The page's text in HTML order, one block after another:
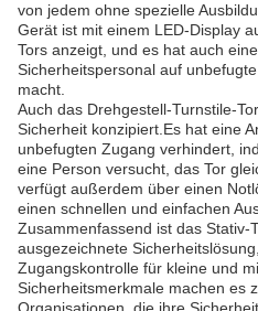
von jedem ohne spezielle
Gerät ist mit einem LED-Display
Tors anzeigt, und es hat auch
Sicherheitspersonal auf
macht.
Auch das Drehgestell-Turnstile-
Sicherheit konzipiert.Es hat eine
unbefugten Zugang verhindert,
eine Person versucht, das Tor
verfügt außerdem über einen
einen schnellen und einfachen
Zusammenfassend ist das Stativ-
ausgezeichnete
Zugangskontrolle für kleine und
Sicherheitsmerkmale machen es